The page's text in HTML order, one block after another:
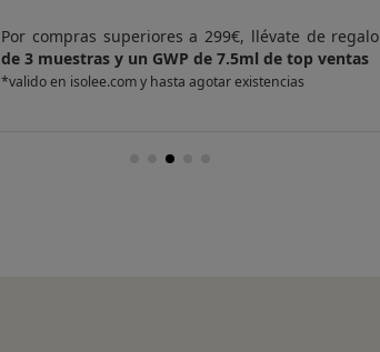
Por compras superiores a 420€, llévate de regalo
de 4 muestras y 2 GWP de top ventas
*valido en isolee.com y hasta agotar existencias